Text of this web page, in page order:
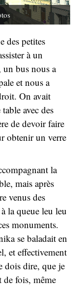
des petites
à un
bus nous a
et nous a
On avait
avec des
de devoir faire
obtenir un verre
la
mais après
venus des
la queue leu leu
monuments.
se baladait en
et effectivement
dois dire, que je
de fois, même